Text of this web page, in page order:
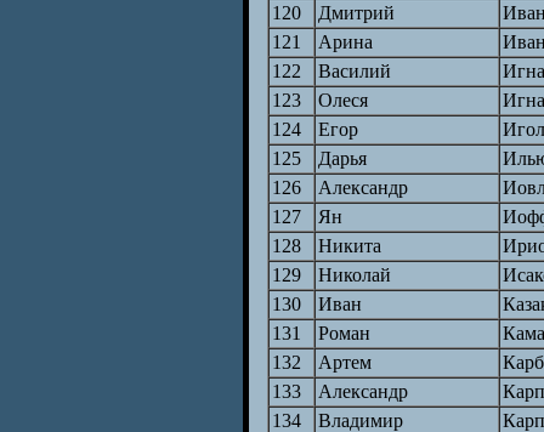
120
Дмитрий
121
Арина
122
Василий
123
Олеся
124
Егор
125
Дарья
126
Александр
127
Ян
128
Никита
129
Николай
130
Иван
131
Роман
132
Артем
133
Александр
134
Владимир